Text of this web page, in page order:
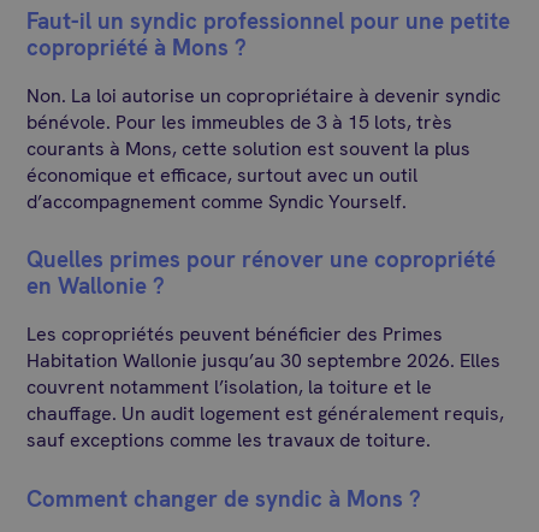
Faut-il un syndic professionnel pour une petite
copropriété à Mons ?
Non. La loi autorise un copropriétaire à devenir syndic
bénévole. Pour les immeubles de 3 à 15 lots, très
courants à Mons, cette solution est souvent la plus
économique et efficace, surtout avec un outil
d’accompagnement comme Syndic Yourself.
Quelles primes pour rénover une copropriété
en Wallonie ?
Les copropriétés peuvent bénéficier des Primes
Habitation Wallonie jusqu’au 30 septembre 2026. Elles
couvrent notamment l’isolation, la toiture et le
chauffage. Un audit logement est généralement requis,
sauf exceptions comme les travaux de toiture.
Comment changer de syndic à Mons ?